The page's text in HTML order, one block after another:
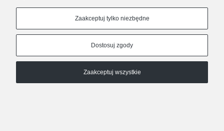
Zaakceptuj tylko niezbędne
Dostosuj zgody
Zaakceptuj wszystkie